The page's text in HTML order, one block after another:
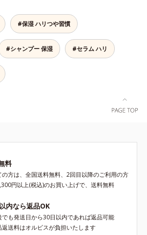
湿成分各商
ージをご覧
りは、こ
るおい不足など*3 お手入れのファ
ーストステップのこと*4 細胞間脂
質に類似した構造*5 保湿成分
オルビスア
」は、オ
なじみ、
角層まで浸
が肌をす
蓄える肌
に使うこ
わらかくほ
#保湿 ハリつや習慣
#シャンプー 保湿 #セラム ハリ
料
の方は、全国送料無料、2回目以降のご利用の方
円以上(税込)のお買い上げで、送料無料
内なら返品OK
でも発送日から30日以内であれば返品可能
送料はオルビスが負担いたします